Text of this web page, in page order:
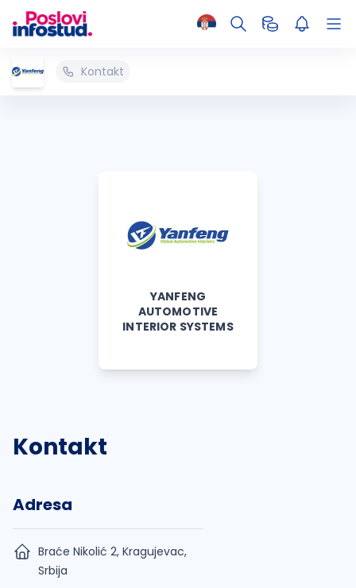
Kontakt
YANFENG
AUTOMOTIVE
INTERIOR SYSTEMS
Kontakt
Adresa
Braće Nikolić 2, Kragujevac,
Srbija